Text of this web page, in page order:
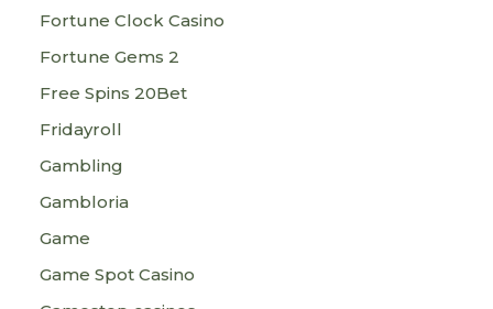
Fortune Clock Casino
Fortune Gems 2
Free Spins 20Bet
Fridayroll
Gambling
Gambloria
Game
Game Spot Casino